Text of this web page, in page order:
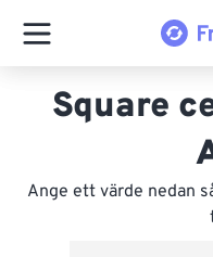
Square
Ange ett värde nedan